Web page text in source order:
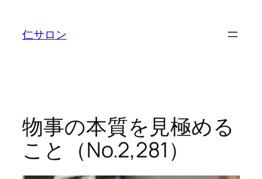
仁サロン
物事の本質を見極める
こと（No.2,281）